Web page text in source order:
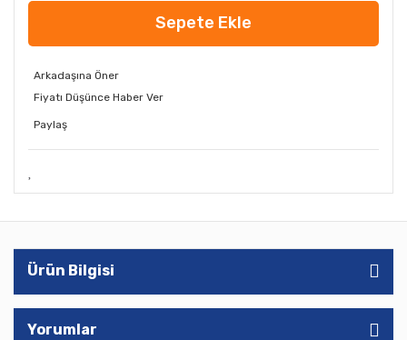
Sepete Ekle
Arkadaşına Öner
Fiyatı Düşünce Haber Ver
Paylaş
Ürün Bilgisi
Yorumlar